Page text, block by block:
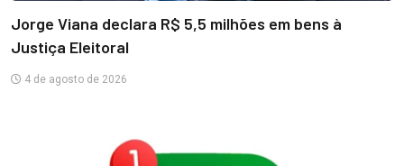
Jorge Viana declara R$ 5,5 milhões em bens à
Justiça Eleitoral
4 de agosto de 2026